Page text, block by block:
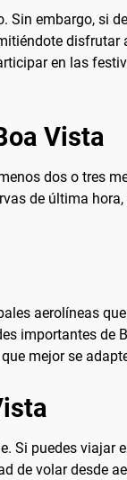
embargo, si
en las
Vista
dos o tres
de última
aerolíneas
importantes de
mejor se
Si puedes viajar
de volar desde